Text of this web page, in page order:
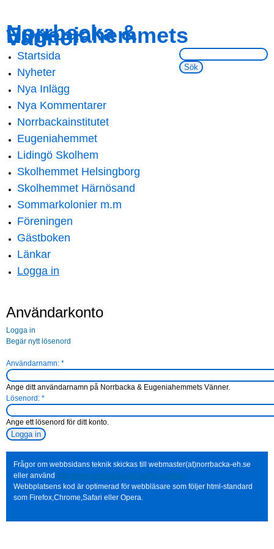
main
content
navigation
Norrbacka &
Eugeniahemmets
Vänner
Sök på webbsidan:
Main menu
Startsida
Nyheter
Nya Inlägg
Nya Kommentarer
Norrbackainstitutet
Eugeniahemmet
Lidingö Skolhem
Skolhemmet Helsingborg
Skolhemmet Härnösand
Sommarkolonier m.m
Föreningen
Gästboken
Länkar
Logga in
Användarkonto
Logga in
Begär nytt lösenord
Användarnamn: *
Ange ditt användarnamn på Norrbacka & Eugeniahemmets Vänner.
Lösenord: *
Ange ett lösenord för ditt konto.
Frågor om webbsidans teknik skickas till webmaster(at)norrbacka-eh.se
eller använd http://www.norrbacka-eh.se/?q=contact
Webbplatsens kod är optimerad för webbläsare som följer html-standard
som Firefox,Chrome,Safari eller Opera.